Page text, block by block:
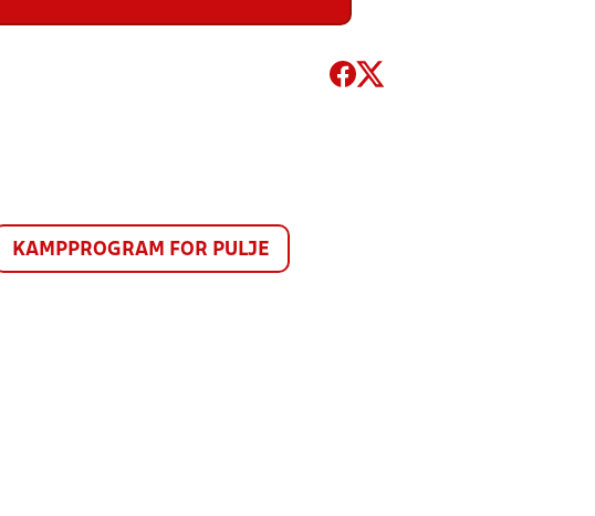
KAMPPROGRAM FOR PULJE